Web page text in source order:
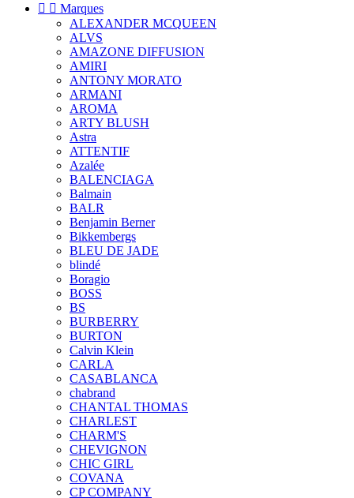
  Marques
ALEXANDER MCQUEEN
ALVS
AMAZONE DIFFUSION
AMIRI
ANTONY MORATO
ARMANI
AROMA
ARTY BLUSH
Astra
ATTENTIF
Azalée
BALENCIAGA
Balmain
BALR
Benjamin Berner
Bikkembergs
BLEU DE JADE
blindé
Boragio
BOSS
BS
BURBERRY
BURTON
Calvin Klein
CARLA
CASABLANCA
chabrand
CHANTAL THOMAS
CHARLEST
CHARM'S
CHEVIGNON
CHIC GIRL
COVANA
CP COMPANY